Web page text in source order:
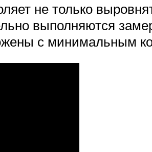
не только
выполняются
с минимальным